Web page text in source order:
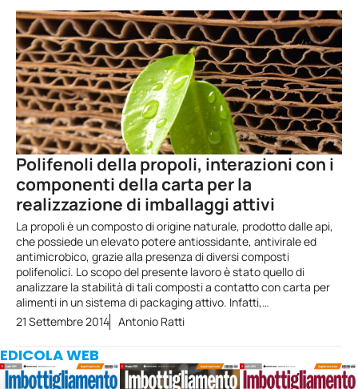
Polifenoli della propoli, interazioni con i
componenti della carta per la
realizzazione di imballaggi attivi
La propoli è un composto di origine naturale, prodotto dalle api,
che possiede un elevato potere antiossidante, antivirale ed
antimicrobico, grazie alla presenza di diversi composti
polifenolici. Lo scopo del presente lavoro è stato quello di
analizzare la stabilità di tali composti a contatto con carta per
alimenti in un sistema di packaging attivo. Infatti,…
21 Settembre 2014 Antonio Ratti
EDICOLA WEB